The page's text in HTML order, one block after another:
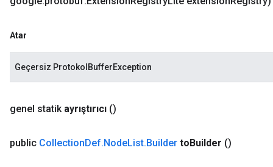
Atar
Geçersiz ProtokolBufferException
genel statik ayrıştırıcı ()
public CollectionDef.NodeList.Builder toBuilder ()